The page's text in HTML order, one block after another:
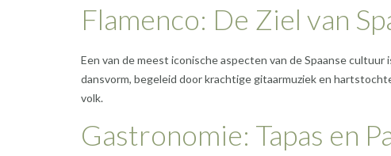
Flamenco: De Ziel van
Een van de meest iconische aspecten van de Spaanse
dansvorm, begeleid door krachtige gitaarmuziek en
volk.
Gastronomie: Tapas en